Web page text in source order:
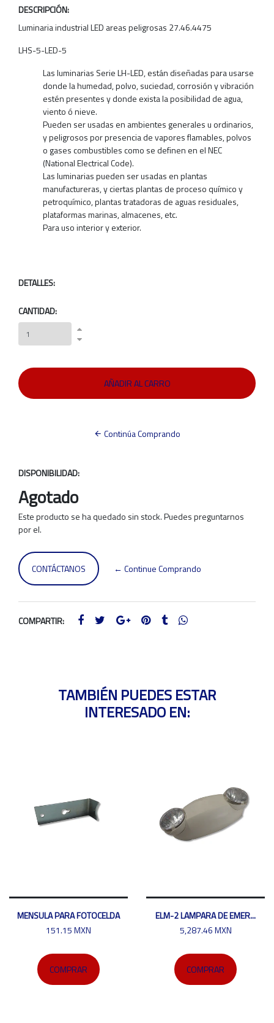
DESCRIPCIÓN:
Luminaria industrial LED areas peligrosas 27.46.4475
LHS-5-LED-5
Las luminarias Serie LH-LED, están diseñadas para usarse
donde la humedad, polvo, suciedad, corrosión y vibración
estén presentes y donde exista la posibilidad de agua,
viento ó nieve.
Pueden ser usadas en ambientes generales u ordinarios,
y peligrosos por presencia de vapores flamables, polvos
o gases combustibles como se definen en el NEC
(National Electrical Code).
Las luminarias pueden ser usadas en plantas
manufactureras, y ciertas plantas de proceso químico y
petroquímico, plantas tratadoras de aguas residuales,
plataformas marinas, almacenes, etc.
Para uso interior y exterior.
DETALLES:
CANTIDAD:
Continúa Comprando
DISPONIBILIDAD:
Agotado
Este producto se ha quedado sin stock. Puedes preguntarnos
por el.
CONTÁCTANOS ← Continue Comprando
COMPARTIR:
TAMBIÉN PUEDES ESTAR
INTERESADO EN:
MENSULA PARA FOTOCELDA
151.15 MXN
COMPRAR
ELM-2 LAMPARA DE EMER...
5,287.46 MXN
COMPRAR